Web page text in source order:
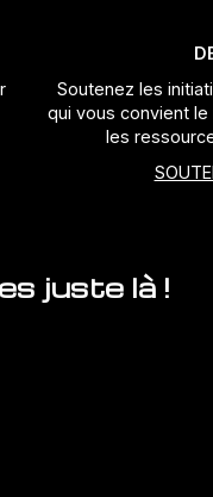
Soutenez les
qui vous convient
les
juste là !